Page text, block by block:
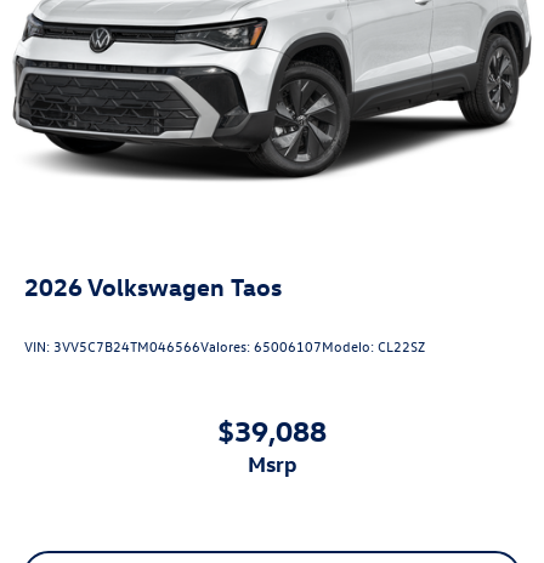
2026Volkswagen Taos
VIN: 3VV5C7B24TM046566Valores:65006107Modelo:CL22SZ
$39,088
msrp